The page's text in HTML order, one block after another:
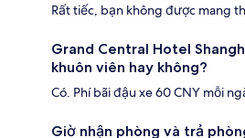
Rất tiếc, bạn không được mang
Grand Central Hotel
khuôn viên hay không?
Có. Phí bãi đậu xe 60 CNY mỗi
Giờ nhận phòng và trả